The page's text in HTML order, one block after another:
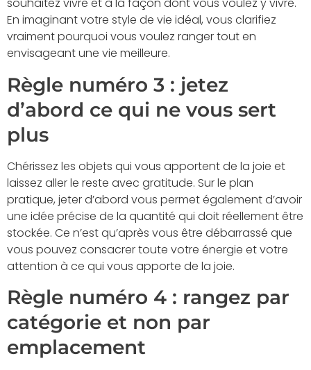
souhaitez vivre et à la façon dont vous voulez y vivre.
En imaginant votre style de vie idéal, vous clarifiez
vraiment pourquoi vous voulez ranger tout en
envisageant une vie meilleure.
Règle numéro 3 : jetez
d’abord ce qui ne vous sert
plus
Chérissez les objets qui vous apportent de la joie et
laissez aller le reste avec gratitude. Sur le plan
pratique, jeter d’abord vous permet également d’avoir
une idée précise de la quantité qui doit réellement être
stockée. Ce n’est qu’après vous être débarrassé que
vous pouvez consacrer toute votre énergie et votre
attention à ce qui vous apporte de la joie.
Règle numéro 4 : rangez par
catégorie et non par
emplacement